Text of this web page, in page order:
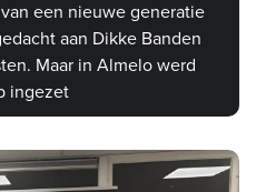
een nieuwe generatie
aan Dikke Banden
Maar in Almelo werd
ingezet